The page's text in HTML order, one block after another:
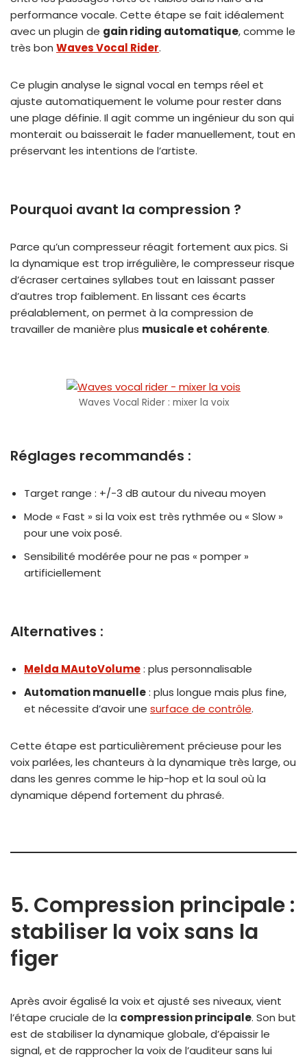
performance vocale. Cette étape se fait idéalement
avec un plugin de gain riding automatique, comme le
très bon Waves Vocal Rider.
Ce plugin analyse le signal vocal en temps réel et
ajuste automatiquement le volume pour rester dans
une plage définie. Il agit comme un ingénieur du son qui
monterait ou baisserait le fader manuellement, tout en
préservant les intentions de l’artiste.
Pourquoi avant la compression ?
Parce qu’un compresseur réagit fortement aux pics. Si
la dynamique est trop irrégulière, le compresseur risque
d’écraser certaines syllabes tout en laissant passer
d’autres trop faiblement. En lissant ces écarts
préalablement, on permet à la compression de
travailler de manière plus musicale et cohérente.
Waves Vocal Rider : mixer la voix
Réglages recommandés :
Target range : +/-3 dB autour du niveau moyen
Mode « Fast » si la voix est très rythmée ou « Slow »
pour une voix posé.
Sensibilité modérée pour ne pas « pomper »
artificiellement
Alternatives :
Melda MAutoVolume: plus personnalisable
Automation manuelle: plus longue mais plus fine,
et nécessite d’avoir une surface de contrôle.
Cette étape est particulièrement précieuse pour les
voix parlées, les chanteurs à la dynamique très large, ou
dans les genres comme le hip-hop et la soul où la
dynamique dépend fortement du phrasé.
5. Compression principale :
stabiliser la voix sans la
figer
Après avoir égalisé la voix et ajusté ses niveaux, vient
l’étape cruciale de la compression principale. Son but
est de stabiliser la dynamique globale, d’épaissir le
signal, et de rapprocher la voix de l’auditeur sans lui